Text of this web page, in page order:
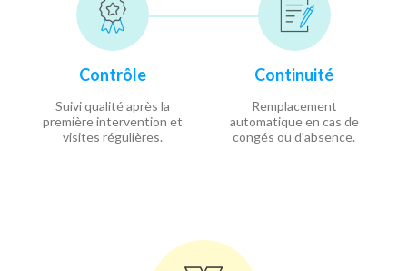
Contrôle
Suivi qualité après la
première intervention et
visites régulières.
Continuité
Remplacement
automatique en cas de
congés ou d'absence.